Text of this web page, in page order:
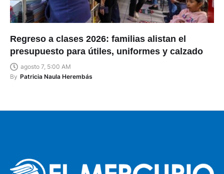
Regreso a clases 2026: familias alistan el
presupuesto para útiles, uniformes y calzado
agosto 7, 5:00 AM
By Patricia Naula Herembás